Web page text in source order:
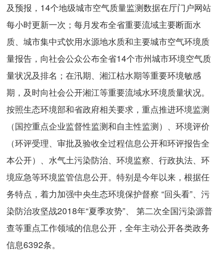
及预报，14个地级城市空气质量监测数据在厅门户网站
每小时更新一次；每月发布全省重要流域主要断面水
质、城市集中式饮用水源地水质和主要城市空气环境质
量报告，向社会公众公布全省14个市州城市环境空气质
量状况及排名；在汛期、湘江枯水期等重要环境敏感
期，及时向社会公开湘江等重要流域水环境质量状况。
按照生态环境部和省政府相关要求，重点推进环境监测
（国控重点企业监督性监测和自主性监测）、环境评价
（环评受理、审批及验收全过程信息公开和环评报告全
本公开）、水气土污染防治、环境监察、行政执法、环
境应急等环境监管信息公开。特别是今年以来，根据任
务特点，着力加强中央生态环境保护督察 “回头看”、污
染防治攻坚战2018年“夏季攻势”、 第二次全国污染源普
查等重点工作领域的信息公开，全年主动公开各类政务
信息6392条。